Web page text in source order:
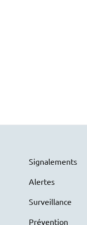
Signalements
Alertes
Surveillance
Prévention